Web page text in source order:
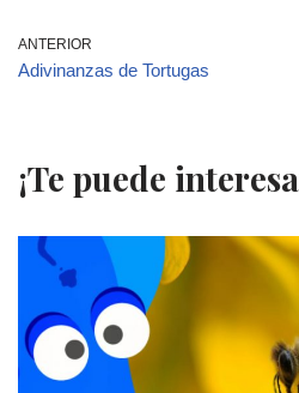
ANTERIOR
Adivinanzas de Tortugas
¡Te puede